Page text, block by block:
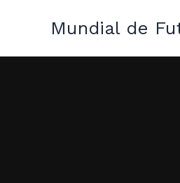
Mundial de